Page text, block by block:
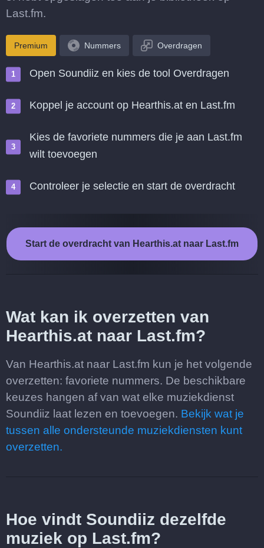
Last.fm.
Premium Nummers Overdragen
Open Soundiiz en kies de tool Overdragen
Koppel je account op Hearthis.at en Last.fm
Kies de favoriete nummers die je aan Last.fm
wilt toevoegen
Controleer je selectie en start de overdracht
Start de overdracht van Hearthis.at naar Last.fm
Wat kan ik overzetten van
Hearthis.at naar Last.fm?
Van Hearthis.at naar Last.fm kun je het volgende
overzetten: favoriete nummers. De beschikbare
keuzes hangen af van wat elke muziekdienst
Soundiiz laat lezen en toevoegen. Bekijk wat je
tussen alle ondersteunde muziekdiensten kunt
overzetten.
Hoe vindt Soundiiz dezelfde
muziek op Last.fm?